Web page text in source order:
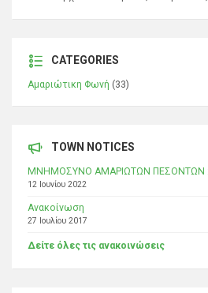
CATEGORIES
Αμαριώτικη Φωνή (33)
TOWN NOTICES
ΜΝΗΜΟΣΥΝΟ ΑΜΑΡΙΩΤΩΝ ΠΕΣΟΝΤΩΝ
12 Ιουνίου 2022
Ανακοίνωση
27 Ιουλίου 2017
Δείτε όλες τις ανακοινώσεις